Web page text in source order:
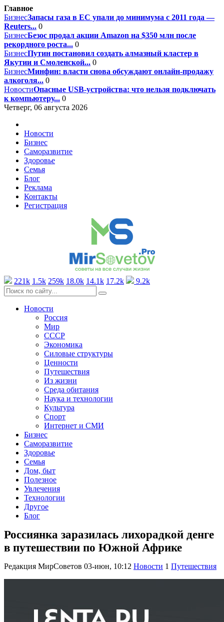
Главное
БизнесЗапасы газа в ЕС упали до минимума с 2011 года —
Reuters... 0
БизнесБезос продал акции Amazon на $350 млн после
рекордного роста... 0
БизнесПутин постановил создать алмазный кластер в
Якутии и Смоленской... 0
БизнесМинфин: власти снова обсуждают онлайн-продажу
алкоголя... 0
НовостиОпасные USB-устройства: что нельзя подключать
к компьютеру... 0
Четверг, 06 августа 2026
Новости
Бизнес
Саморазвитие
Здоровье
Семья
Блог
Реклама
Контакты
Регистрация
221k 1.5k 259k 18.0k 14.1k 17.2k 9.2k
Новости
Россия
Мир
СССР
Экономика
Силовые структуры
Ценности
Путешествия
Из жизни
Среда обитания
Наука и технологии
Культура
Спорт
Интернет и СМИ
Бизнес
Саморазвитие
Здоровье
Семья
Дом, быт
Полезное
Увлечения
Технологии
Другое
Блог
Россиянка заразилась лихорадкой денге
в путешествии по Южной Африке
Редакция МирСоветов 03-июн, 10:12 Новости 1 Путешествия